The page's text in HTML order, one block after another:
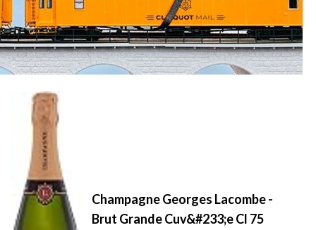
Champagne Georges Lacombe -
Brut Grande Cuv&#233;e Cl 75